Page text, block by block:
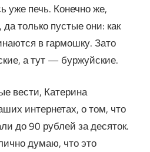
уже печь. Конечно же,
только пустые они: как
в гармошку. Зато
а тут — буржуйские.
вести, Катерина
интернетах, о том, что
до 90 рублей за десяток.
думаю, что это